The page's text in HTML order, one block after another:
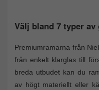
Välj bland 7 typer av
Premiumramarna från
från enkelt klarglas till
breda utbudet kan du
av högt materiellt eller